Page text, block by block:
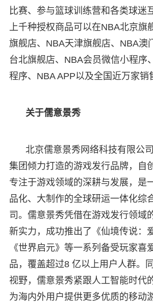
比赛、参与篮球训练营和各类球迷
上千种授权商品可以在NBA北京旗
旗舰店、NBA天津旗舰店、NBA澳
台北旗舰店、NBA会员微信小程序
程序、NBA APP以及全国近万家销
关于儒意景秀
北京儒意景秀网络科技有限公
集团倾力打造的游戏发行品牌，自
专注于游戏领域的深耕与发展，是
品化、大制作的全球研运一体化综
司。儒意景秀凭借在游戏发行领域
新实力，成功推出了《仙境传说：
《世界启元》等一系列备受玩家喜
品，覆盖超过8 亿以上用户人群。
视野，儒意景秀紧跟人工智能时代
为海内外用户提供更多优质的移动